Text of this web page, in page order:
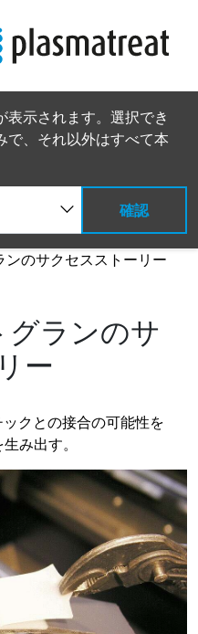
表示されます。選択でき
で、それ以外はすべて本
確認
ルニュース
ニュースと
ンのサクセスストーリー
グランのサ
ー
クとの接合の可能性を
み出す。